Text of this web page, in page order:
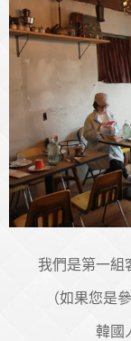
我們是第一組
（如果您是
韓國